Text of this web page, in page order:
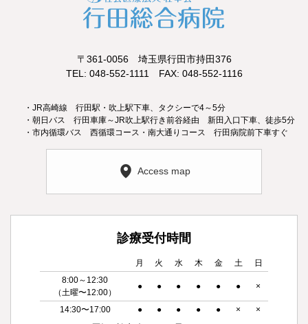
〒361-0056 埼玉県行田市持田376
TEL: 048-552-1111 FAX: 048-552-1116
・JR高崎線 行田駅・吹上駅下車、タクシーで4～5分
・朝日バス 行田車庫～JR吹上駅行き前谷経由 新田入口下車、徒歩5分
・市内循環バス 西循環コース・南大通りコース 行田病院前下車すぐ
Access map
診療受付時間
月 火 水 木 金 土
日
8:00～12:30
（土曜〜12:00）
● ● ● ● ● ● ×
14:30〜17:00 ● ● ● ● ● ×
×